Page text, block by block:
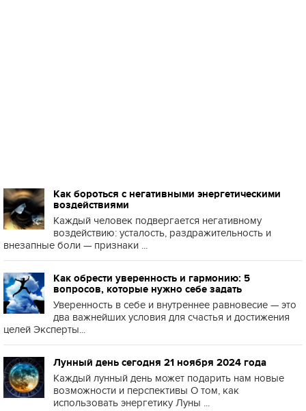
Как бороться с негативными энергетическими
воздействиями
Каждый человек подвергается негативному
воздействию: усталость, раздражительность и
внезапные боли — признаки ...
Как обрести уверенность и гармонию: 5
вопросов, которые нужно себе задать
Уверенность в себе и внутреннее равновесие — это
два важнейших условия для счастья и достижения
целей Эксперты...
Лунный день сегодня 21 ноября 2024 года
Каждый лунный день может подарить нам новые
возможности и перспективы О том, как
использовать энергетику Луны ...